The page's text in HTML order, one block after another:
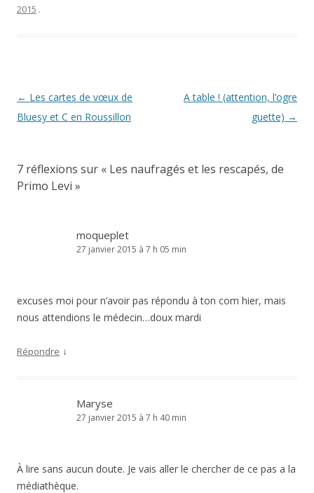
2015 .
Navigation
des
← Les cartes de vœux de
Bluesy et C en Roussillon
A table ! (attention, l’ogre
guette) →
7 réflexions sur « Les naufragés et les rescapés, de
Primo Levi »
moqueplet
27 janvier 2015 à 7 h 05 min
excuses moi pour n’avoir pas répondu à ton com hier, mais
nous attendions le médecin…doux mardi
Répondre ↓
Maryse
27 janvier 2015 à 7 h 40 min
À lire sans aucun doute. Je vais aller le chercher de ce pas a la
médiathèque.